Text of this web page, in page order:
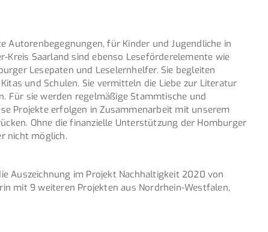
Autorenbegegnungen, für Kinder und Jugendliche in
Kreis Saarland sind ebenso Leseförderelemente wie
Lesepaten und Leselernhelfer. Sie begleiten
und Schulen. Sie vermitteln die Liebe zur Literatur
Für sie werden regelmäßige Stammtische und
Projekte erfolgen in Zusammenarbeit mit unserem
Ohne die finanzielle Unterstützung der Homburger
nicht möglich.
Auszeichnung im Projekt Nachhaltigkeit 2020 von
mit 9 weiteren Projekten aus Nordrhein-Westfalen,